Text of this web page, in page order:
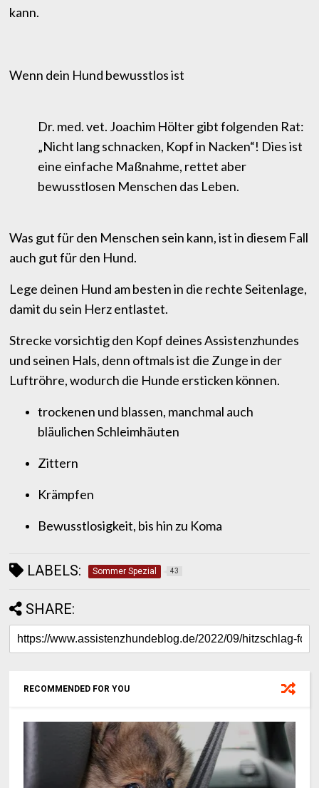
kann.
Wenn dein Hund bewusstlos ist
Dr. med. vet. Joachim Hölter gibt folgenden Rat:
„Nicht lang schnacken, Kopf in Nacken“! Dies ist
eine einfache Maßnahme, rettet aber
bewusstlosen Menschen das Leben.
Was gut für den Menschen sein kann, ist in diesem Fall
auch gut für den Hund.
Lege deinen Hund am besten in die rechte Seitenlage,
damit du sein Herz entlastet.
Strecke vorsichtig den Kopf deines Assistenzhundes
und seinen Hals, denn oftmals ist die Zunge in der
Luftröhre, wodurch die Hunde ersticken können.
trockenen und blassen, manchmal auch
bläulichen Schleimhäuten
Zittern
Krämpfen
Bewusstlosigkeit, bis hin zu Koma
LABELS: Sommer Spezial 43
SHARE:
RECOMMENDED FOR YOU